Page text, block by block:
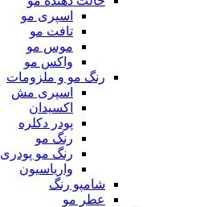
اسپری مو
تافت مو
موس مو
واکس مو
رنگ مو و ملزومات
اسپری مش
اکسیدان
پودر دکلره
رنگ مو
رنگ مو پودری
واریاسیون
شامپو رنگ
عطر مو